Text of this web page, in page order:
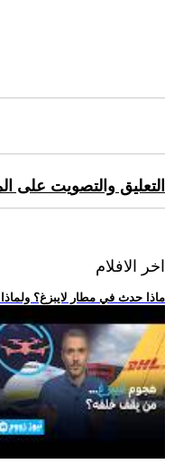
التعليق والتصويت على
اخر الافلام
.. ماذا حدث في مطار لايبزغ؟